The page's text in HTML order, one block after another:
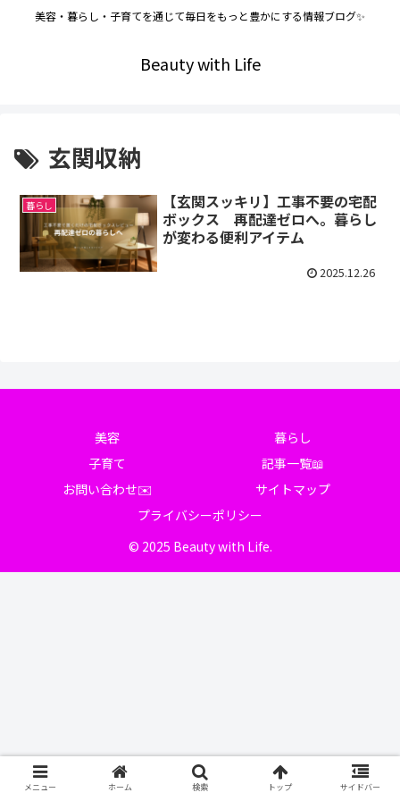
美容・暮らし・子育てを通じて毎日をもっと豊かにする情報ブログ✨
Beauty with Life
玄関収納
暮らし
【玄関スッキリ】工事不要の宅配
ボックス 再配達ゼロへ。暮らし
が変わる便利アイテム
2025.12.26
美容
暮らし
子育て
記事一覧📖
お問い合わせ✉️
サイトマップ
プライバシーポリシー
© 2025 Beauty with Life.
メニュー ホーム 検索 トップ サイドバー